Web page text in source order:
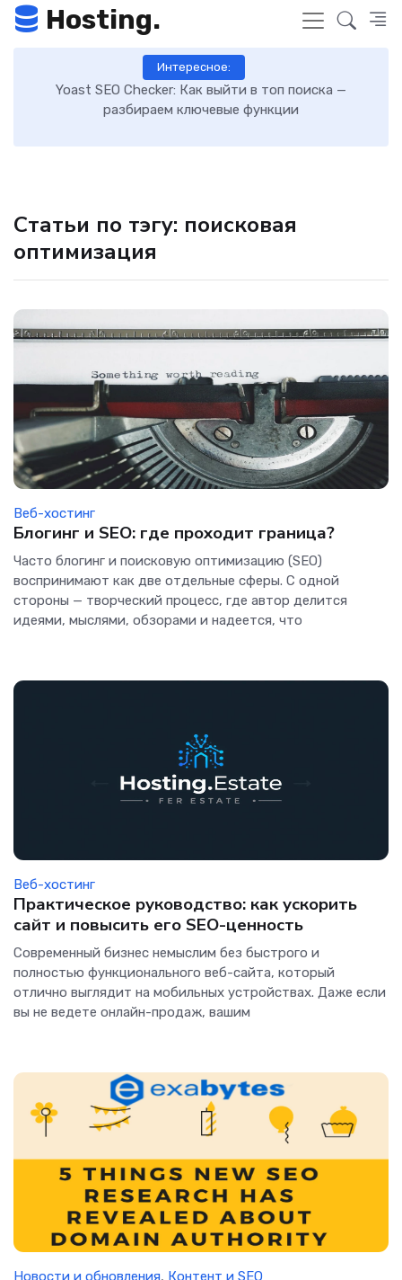
Hosting.
Интересное:
Yoast SEO Checker: Как выйти в топ поиска —
разбираем ключевые функции
Статьи по тэгу: поисковая
оптимизация
Веб-хостинг
Блогинг и SEO: где проходит граница?
Часто блогинг и поисковую оптимизацию (SEO)
воспринимают как две отдельные сферы. С одной
стороны — творческий процесс, где автор делится
идеями, мыслями, обзорами и надеется, что
Веб-хостинг
Практическое руководство: как ускорить
сайт и повысить его SEO-ценность
Современный бизнес немыслим без быстрого и
полностью функционального веб-сайта, который
отлично выглядит на мобильных устройствах. Даже если
вы не ведете онлайн-продаж, вашим
Новости и обновления, Контент и SEO